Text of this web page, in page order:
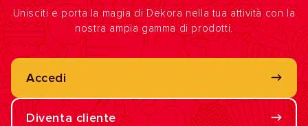
Unisciti e porta la magia di Dekora nella tua attività con la
nostra ampia gamma di prodotti.
Accedi
Diventa cliente